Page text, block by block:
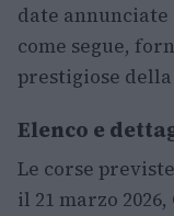
date annunciate
come segue,
prestigiose
Elenco e
Le corse
il 21 marzo